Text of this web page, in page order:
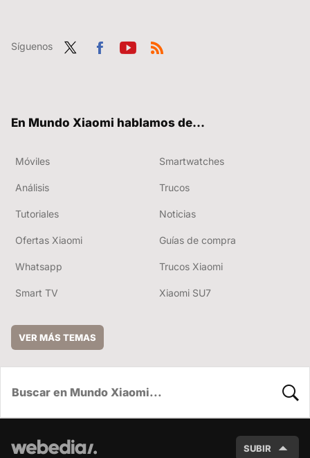
Síguenos
En Mundo Xiaomi hablamos de...
Móviles Smartwatches
Análisis Trucos
Tutoriales Noticias
Ofertas Xiaomi Guías de compra
Whatsapp Trucos Xiaomi
Smart TV Xiaomi SU7
VER MÁS TEMAS
SUBIR